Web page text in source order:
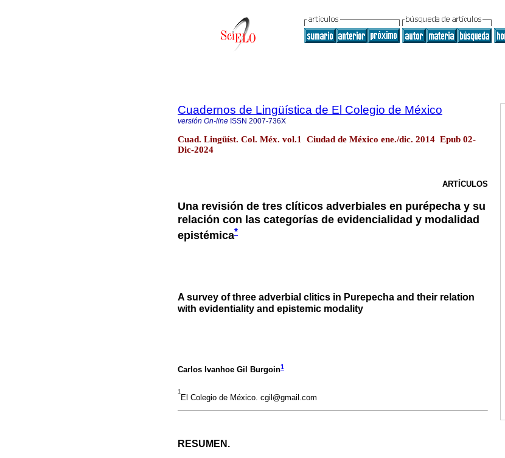
Cuadernos de Lingüística de El Colegio de México
versión On-line ISSN 2007-736X
Cuad. Lingüíst. Col. Méx. vol.1 Ciudad de México ene./dic. 2014 Epub 02-
Dic-2024
ARTÍCULOS
Una revisión de tres clíticos adverbiales en purépecha y su
relación con las categorías de evidencialidad y modalidad
epistémica*
A survey of three adverbial clitics in Purepecha and their relation
with evidentiality and epistemic modality
Carlos Ivanhoe Gil Burgoin1
1
El Colegio de México. cgil@gmail.com
RESUMEN.